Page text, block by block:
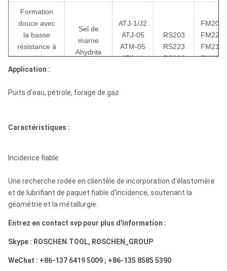
Formation
douce avec
la basse
résistance à
la pression et
le haut
Sel de
marne
Ahydrite
ATJ-1/J2
ATJ-05
ATM-05
ATJ-11
RS203
RS223
RS226
FM203
FM226
FM212
FM202
moyenne
basse
la pression
intercalée
avec des
dures
Craie
ATJ-33
ATM-33
FM285
formation
Application :
Puits d'eau, pétrole, forage de gaz
Caractéristiques :
Incidence fiable
Une recherche rodée en clientèle de incorporation d'élastomère
et de lubrifiant de paquet fiable d'incidence, soutenant la
géométrie et la métallurgie.
Entrez en contact svp pour plus d'information :
Skype : ROSCHEN.TOOL, ROSCHEN_GROUP
WeChat : +86-137 6419 5009 ; +86-135 8585 5390